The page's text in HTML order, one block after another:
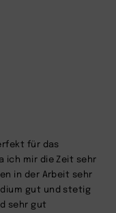
für das
ich mir die Zeit sehr
in der Arbeit sehr
gut und stetig
sehr gut